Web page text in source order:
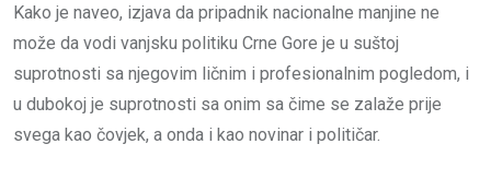
Kako je naveo, izjava da pripadnik nacionalne manjine ne
može da vodi vanjsku politiku Crne Gore je u suštoj
suprotnosti sa njegovim ličnim i profesionalnim pogledom, i
u dubokoj je suprotnosti sa onim sa čime se zalaže prije
svega kao čovjek, a onda i kao novinar i političar.